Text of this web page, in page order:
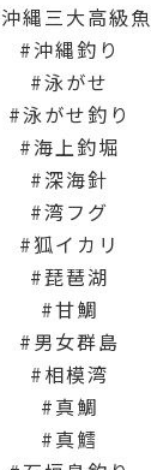
沖縄三大高級魚
沖縄釣り
泳がせ
泳がせ釣り
海上釣堀
深海針
湾フグ
狐イカリ
琵琶湖
甘鯛
男女群島
相模湾
真鯛
真鱈